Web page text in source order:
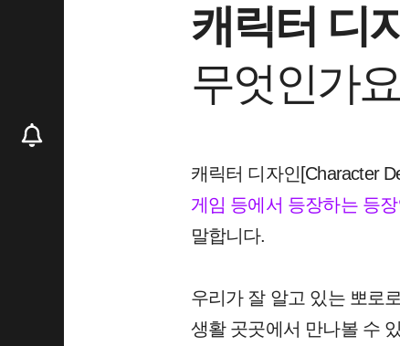
캐릭터 디
무엇인가
캐릭터 디자인[Character
게임 등에서 등장하는 등
말합니다.
우리가 잘 알고 있는 뽀로
생활 곳곳에서 만나볼 수